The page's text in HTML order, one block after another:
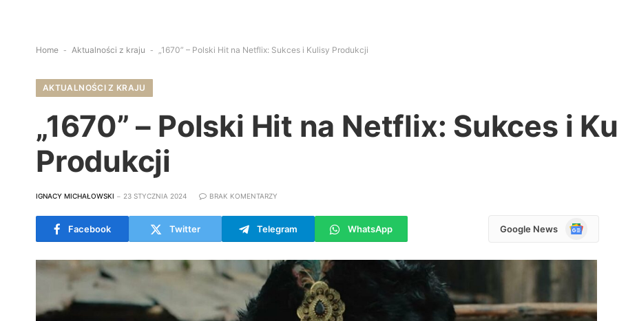
Home - Aktualności z kraju - „1670” – Polski Hit na Netflix: Sukces i Kulisy Produkcji
AKTUALNOŚCI Z KRAJU
„1670” – Polski Hit na Netflix: Sukces i
Produkcji
IGNACY MICHAŁOWSKI 23 STYCZNIA 2024 BRAK KOMENTARZY
Facebook Twitter Telegram WhatsApp Google News
Google